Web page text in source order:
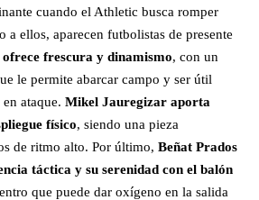
cuando el Athletic busca romper
a ellos, aparecen futbolistas de presente
frescura y dinamismo, con un
le permite abarcar campo y ser útil
ataque. Mikel Jauregizar aporta
físico, siendo una pieza
de ritmo alto. Por último, Beñat Prados
táctica y su serenidad con el balón
que puede dar oxígeno en la salida